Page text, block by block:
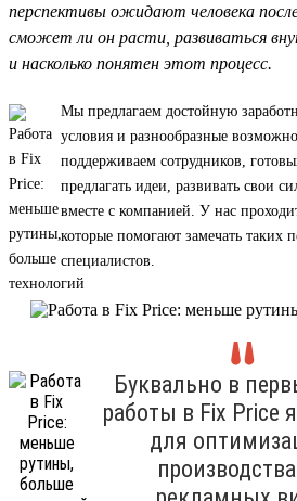
перспективы ожидают человека
сможет ли он расти, развиваться
и насколько понятен этот процесс.
Мы предлагаем достойную
условия и разнообразные
поддерживаем сотрудников,
предлагать идеи, развивать свои
вместе с компанией. У нас
которые помогают замечать таких
специалистов.
Буквально в
работы в Fix Price
для